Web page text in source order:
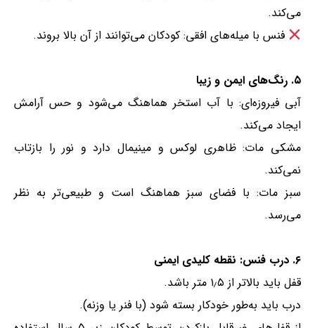
می‌کند.
فنس با میله‌های افقی: کودکان می‌توانند از آن بالا بروند.
۵. رنگ‌های ایمن و زیبا
آبی فیروزه‌ای: با آب استخر هماهنگ می‌شود و حس آرامش
ایجاد می‌کند.
مشکی مات: ظاهری لوکس و مینیمال دارد و نور را بازتاب
نمی‌کند.
سبز مات: با فضای سبز هماهنگ است و طبیعی‌تر به نظر
می‌رسد.
۶. درب فنس: نقطه کلیدی ایمنی
قفل باید بالاتر از ۱٫۵ متر باشد.
درب باید به‌طور خودکار بسته شود (با فنر یا وزنه).